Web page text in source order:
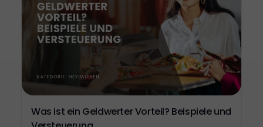
Was ist ein Geldwerter Vorteil? Beispiele und